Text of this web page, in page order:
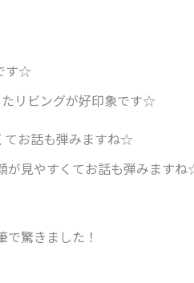
リビングが好印象です☆
が見やすくてお話も弾みます
で驚きました！